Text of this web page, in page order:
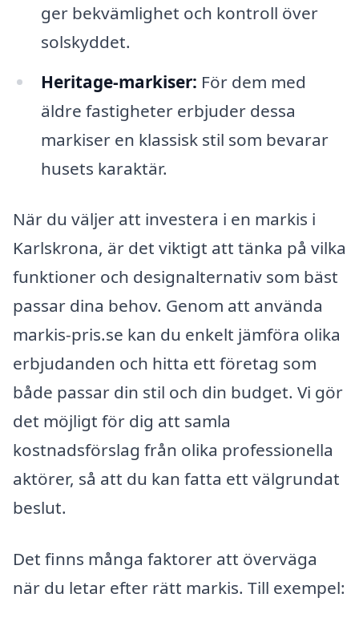
ger bekvämlighet och kontroll över
solskyddet.
Heritage-markiser: För dem med
äldre fastigheter erbjuder dessa
markiser en klassisk stil som bevarar
husets karaktär.
När du väljer att investera i en markis i
Karlskrona, är det viktigt att tänka på vilka
funktioner och designalternativ som bäst
passar dina behov. Genom att använda
markis-pris.se kan du enkelt jämföra olika
erbjudanden och hitta ett företag som
både passar din stil och din budget. Vi gör
det möjligt för dig att samla
kostnadsförslag från olika professionella
aktörer, så att du kan fatta ett välgrundat
beslut.
Det finns många faktorer att överväga
när du letar efter rätt markis. Till exempel: